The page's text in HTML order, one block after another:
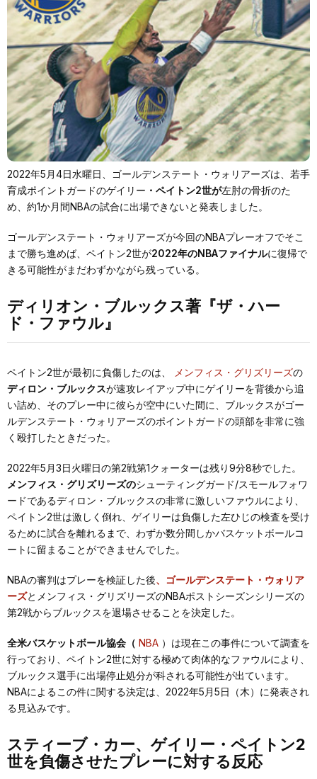
2022年5月4日水曜日、ゴールデンステート・ウォリアーズは、若手
育成ポイントガードのゲイリー ・ペイトン2世が左肘の骨折のた
め、約1か月間NBAの試合に出場できないと発表しました。
ゴールデンステート・ウォリアーズが今回のNBAプレーオフでそこ
まで勝ち進めば、ペイトン2世が2022年のNBAファイナルに復帰で
きる可能性がまだわずかながら残っている。
ディリオン・ブルックス著『ザ・ハー
ド・ファウル』
ペイトン2世が最初に負傷したのは、 メンフィス・グリズリーズの
ディロン・ブルックスが速攻レイアップ中にゲイリーを背後から追
い詰め、そのプレー中に彼らが空中にいた間に、ブルックスがゴー
ルデンステート・ウォリアーズのポイントガードの頭部を非常に強
く殴打したときだった。
2022年5月3日火曜日の第2戦第1クォーターは残り9分8秒でした。
メンフィス・グリズリーズのシューティングガード/スモールフォワ
ードであるディロン・ブルックスの非常に激しいファウルにより、
ペイトン2世は激しく倒れ、ゲイリーは負傷した左ひじの検査を受け
るために試合を離れるまで、わずか数分間しかバスケットボールコ
ートに留まることができませんでした。
NBAの審判はプレーを検証した後、ゴールデンステート・ウォリア
ーズとメンフィス・グリズリーズのNBAポストシーズンシリーズの
第2戦からブルックスを退場させることを決定した。
全米バスケットボール協会（ NBA ）は現在この事件について調査を
行っており、ペイトン2世に対する極めて肉体的なファウルにより、
ブルックス選手に出場停止処分が科される可能性が出ています。
NBAによるこの件に関する決定は、2022年5月5日（木）に発表され
る見込みです。
スティーブ・カー、ゲイリー・ペイトン2
世を負傷させたプレーに対する反応